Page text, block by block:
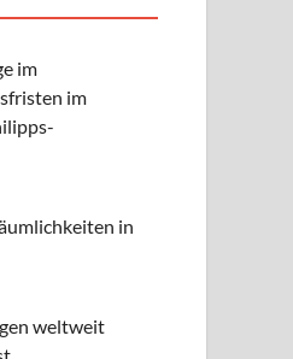
im
im
in
weltweit